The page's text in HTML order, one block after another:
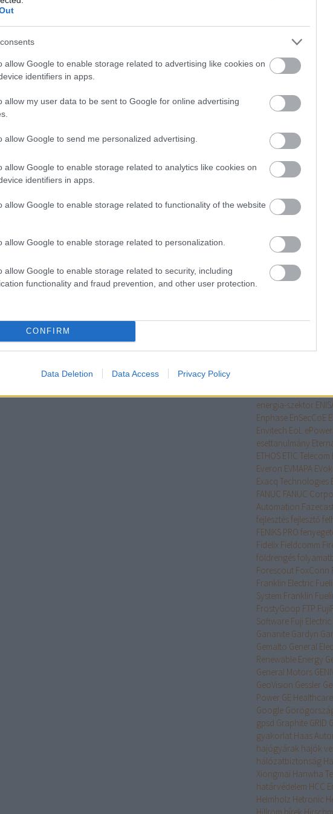
allow Google to enable storage related to advertising like cookies on
identifiers in apps.
allow my user data to be sent to Google for online advertising
allow Google to send me personalized advertising.
allow Google to enable storage related to analytics like cookies on
identifiers in apps.
allow Google to enable storage related to functionality of the website
allow Google to enable storage related to personalization.
allow Google to enable storage related to security, including
functionality and fraud prevention, and other user protection.
CONFIRM
Data Deletion Data Access Privacy Policy
COViD-19CP/CPU
Crashoverride
cryptominer
csomagszűrés
CVSSv4CyberData
LinkDahua
SingaporeDale
Datalogics
Dataprobe
DDoSDeep
ElectronicsDefCon
ElectronicsDelta
SecurityDER
alállomásdigitális
Dingtian
SystemsDNP3
Dover Fueling
Dreame Technology
Dymalloy
Eaton
Electrolink
energia-szektor
Enphase EnSecCoE
Envitech EoL ePower
esettanulmány
ETHOS ETIC Telecom
Everon EVMAPA
Exacq Technologies
FANUC FANUC
Automation
fejlesztésfejlesztő
FENIKS PRO
Fidelix Fieldcomm
földrengés
Forescout FoxConn
Franklin Electric
System Franklin
FrostyGoop FTP
Software Fuji Electric
Gananite Gardyn
Gemalto General
Renewable Energy
General Motors
GeoVision Gessler
Power GE Healthcare
Google
gpsd Graphite GRID
gyakorlat Haas
hajógyárak hajók
hálózatbiztonság
Xiongmai Hanwha
határvédelem HCC
Helmholz Hetronic